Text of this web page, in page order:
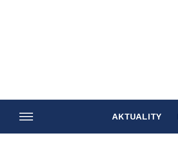
TOGGLE
SIDEBAR
AKTUALITY